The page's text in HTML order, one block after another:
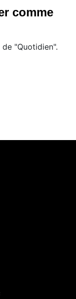
comme
"Quotidien".